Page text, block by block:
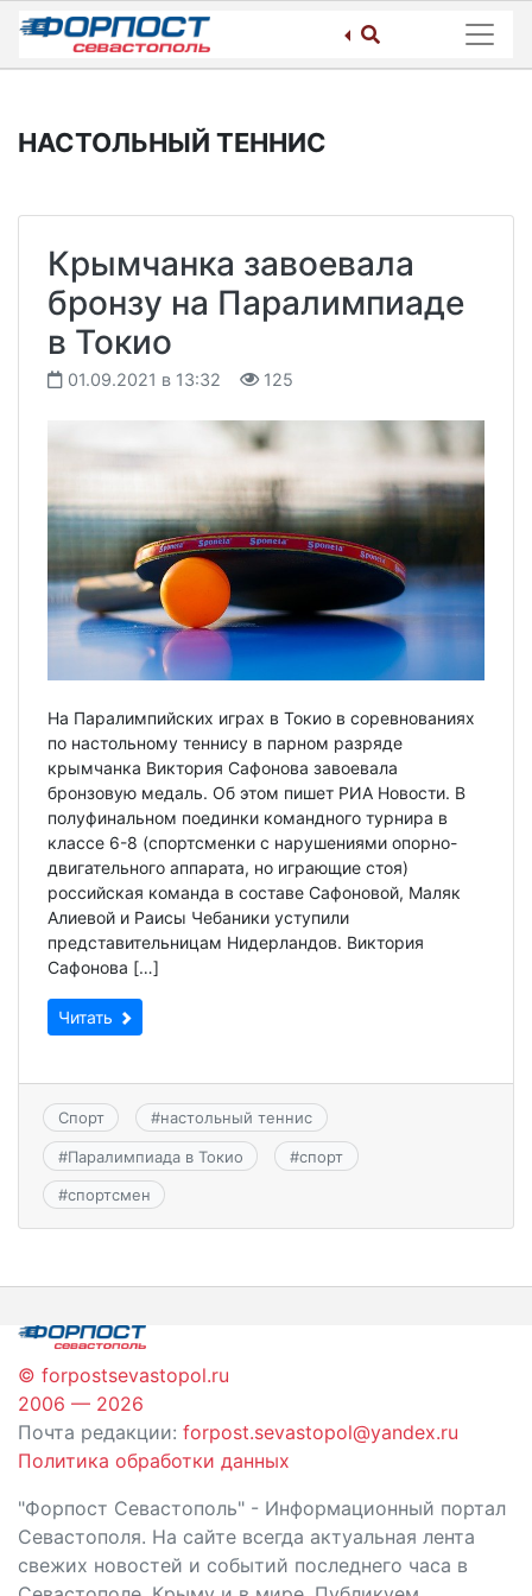
Skip
content
НАСТОЛЬНЫЙ ТЕННИС
Крымчанка завоевала
бронзу на Паралимпиаде
в Токио
01.09.2021 в 13:32 125
На Паралимпийских играх в Токио в соревнованиях
по настольному теннису в парном разряде
крымчанка Виктория Сафонова завоевала
бронзовую медаль. Об этом пишет РИА Новости. В
полуфинальном поединки командного турнира в
классе 6-8 (спортсменки с нарушениями опорно-
двигательного аппарата, но играющие стоя)
российская команда в составе Сафоновой, Маляк
Алиевой и Раисы Чебаники уступили
представительницам Нидерландов. Виктория
Сафонова […]
Читать
Спорт #настольный теннис
#Паралимпиада в Токио #спорт
#спортсмен
© forpostsevastopol.ru
2006 — 2026
Почта редакции: forpost.sevastopol@yandex.ru
Политика обработки данных
"Форпост Севастополь" - Информационный портал
Севастополя. На сайте всегда актуальная лента
свежих новостей и событий последнего часа в